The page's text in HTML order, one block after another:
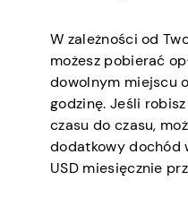
W zależności od
możesz pobierać
dowolnym miejscu
godzinę. Jeśli
czasu do czasu,
dodatkowy dochód
USD miesięcznie